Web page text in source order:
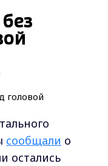
сообщали о
остались